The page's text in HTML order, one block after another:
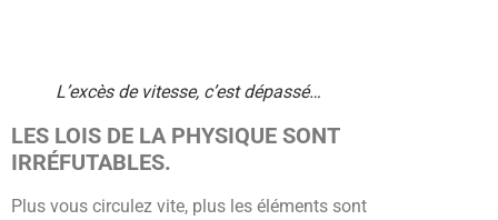
L’excès de vitesse, c’est dépassé…
LES LOIS DE LA PHYSIQUE SONT
IRRÉFUTABLES.
Plus vous circulez vite, plus les éléments sont